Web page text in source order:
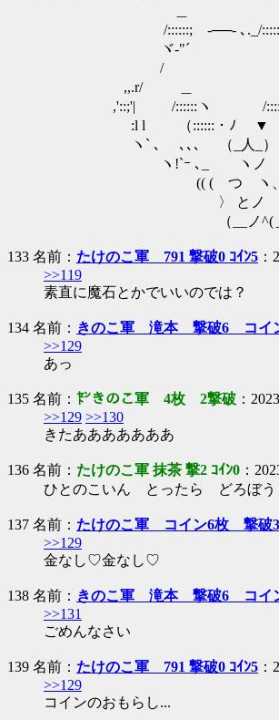
/::::::;ゝ-──- ､._/::::::
ヾ-"´ ＼
/ ヾ
,,.r/ ＿ ＿
,'::;'| /::::::ヽ /::::::
:l l （::::::・ﾉ ▼ ヽ
ヽ` ､ ､､､ （_人_）
ヽ!`ｰ ､_ ヽノ
(( ( つ ヽ
〉 とノ
（__ノ^(
133 名前： たけのこ軍 791 撃破0 ｺｲﾝ5
>>119
素直に魔石とかでいいのでは？
134 名前： きのこ軍 滝本 撃破6 コイ
>>129
あっ
135 名前： ㌣きのこ軍 4枚 2撃破 ：
>>129 >>130
きたあああああああ
136 名前： たけのこ軍 抹茶 撃2 ｺｲﾝ0 ：
ひとのこいん とったら どろぼう
137 名前： たけのこ軍 コイン6枚 撃破3
>>129
金なし♡金なし♡
138 名前： きのこ軍 滝本 撃破6 コイ
>>131
ごめんなさい
139 名前： たけのこ軍 791 撃破0 ｺｲﾝ5
>>129
コインのおもらし...